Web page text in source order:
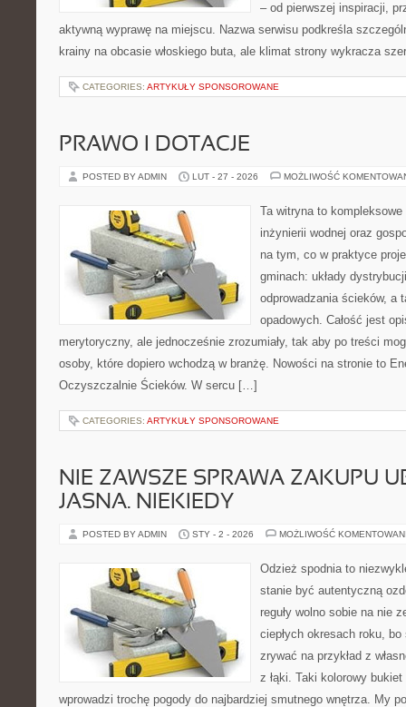
– od pierwszej inspiracji,
aktywną wyprawę na miejscu. Nazwa serwisu podkreśla
krainy na obcasie włoskiego buta, ale klimat strony wykracza
CATEGORIES: ARTYKUŁY SPONSOROWANE
PRAWO I DOTACJE
POSTED BY ADMIN LUT - 27 - 2026 MOŻLIWOŚĆ
Ta witryna to
inżynierii wodnej oraz
na tym, co w praktyce
gminach: układy
odprowadzania ścieków, a
opadowych. Całość jest
merytoryczny, ale jednocześnie zrozumiały, tak aby po treści
osoby, które dopiero wchodzą w branżę. Nowości na stronie to
Oczyszczalnie Ścieków. W sercu […]
CATEGORIES: ARTYKUŁY SPONSOROWANE
NIE ZAWSZE SPRAWA ZAKUPU
JASNA. NIEKIEDY
POSTED BY ADMIN STY - 2 - 2026 MOŻLIWOŚĆ
Odzież spodnia to
stanie być autentyczną
reguły wolno sobie na nie
ciepłych okresach roku,
zrywać na przykład z
z łąki. Taki kolorowy
wprowadzi trochę pogody do najbardziej smutnego wnętrza. My